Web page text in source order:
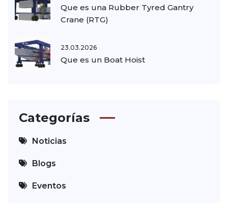
Que es una Rubber Tyred Gantry
Crane (RTG)
23.03.2026
Que es un Boat Hoist
Categorías
Noticias
Blogs
Eventos